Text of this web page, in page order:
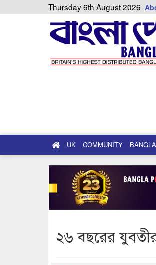
Thursday 6th August 2026
UK COMMUNITY
২৬ বছরের